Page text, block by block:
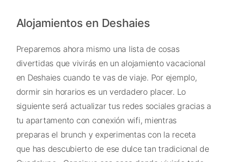
Alojamientos en Deshaies
Preparemos ahora mismo una lista de cosas
divertidas que vivirás en un alojamiento vacacional
en Deshaies cuando te vas de viaje. Por ejemplo,
dormir sin horarios es un verdadero placer. Lo
siguiente será actualizar tus redes sociales gracias a
tu apartamento con conexión wifi, mientras
preparas el brunch y experimentas con la receta
que has descubierto de ese dulce tan tradicional de